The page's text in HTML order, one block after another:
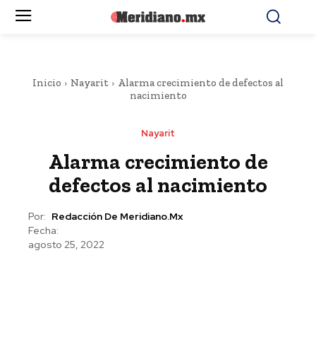
Inicio Nayarit
Alarma crecimiento de defectos al
nacimiento
Nayarit
Alarma crecimiento de
defectos al nacimiento
Por: Redacción De Meridiano.mx
Fecha:
agosto 25, 2022